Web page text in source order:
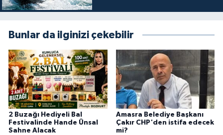
Bunlar da ilginizi çekebilir
2 Buzağı Hediyeli Bal
Festivalinde Hande Ünsal
Sahne Alacak
Amasra Belediye Başkanı
Çakır CHP'den istifa edecek
mi?